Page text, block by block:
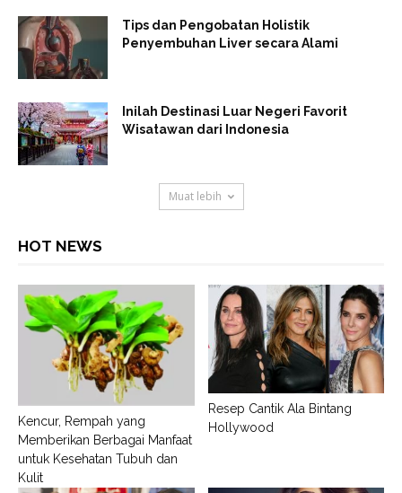
Tips dan Pengobatan Holistik
Penyembuhan Liver secara Alami
Inilah Destinasi Luar Negeri Favorit
Wisatawan dari Indonesia
Muat lebih
HOT NEWS
Kencur, Rempah yang
Memberikan Berbagai Manfaat
untuk Kesehatan Tubuh dan
Kulit
Resep Cantik Ala Bintang
Hollywood